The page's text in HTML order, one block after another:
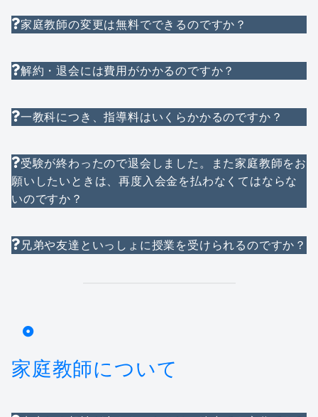
家庭教師の変更は無料でできるのですか？
解約・退会には費用がかかるのですか？
一教科につき、指導料はいくらかかるのですか？
受験が終わったので退会しました。また家庭教師をお
願いしたいときは、再度入会金を払わなくてはならな
いのですか？
兄弟や友達といっしょに授業を受けられるのですか？
家庭教師について